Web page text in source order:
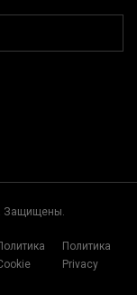
Защищены.
Политика
Privacy